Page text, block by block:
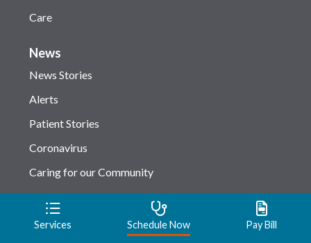
Care
News
News Stories
Alerts
Patient Stories
Coronavirus
Caring for our Community
Classes & Events
Media Center
Services Schedule Now Pay Bill